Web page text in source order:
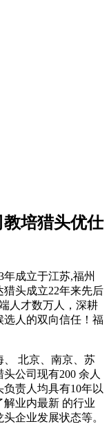
培猎头优仕
成立于江苏,福州
头成立22年来先后
人才数万人，深耕
选人的双向信任！福
北京、南京、苏
公司现有200 余人
责人均具有10年以
解业内最新 的行业
企业发展状态等。